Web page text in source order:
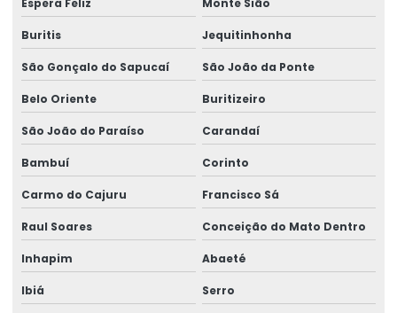
Talha De Cinta Elétrica Aço Carbono Versátil
Talha Elétrica
Talha Elétrica 125 Kg A 5 Toneladas
Talha Elétrica Aço Carbono
Talha Elétrica Aço Inox
Talha Elétrica Aço Inox Para Setores Críticos
Talha Elétrica Aço Inoxidável
Talha Elétrica Baixa Altura
Buritis Jequitinhonha
São Gonçalo do Sapucaí São João da Ponte
Belo Oriente Buritizeiro
São João do Paraíso Carandaí
Bambuí Corinto
Carmo do Cajuru Francisco Sá
Raul Soares Conceição do Mato Dentro
Inhapim Abaeté
Ibiá Serro